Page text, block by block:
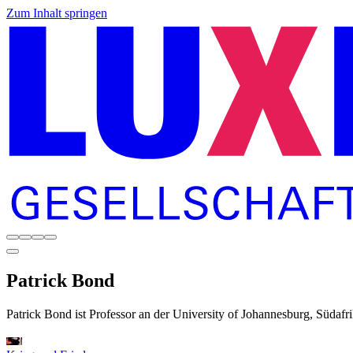
Zum Inhalt springen
Patrick Bond
Patrick Bond ist Professor an der University of Johannesburg,